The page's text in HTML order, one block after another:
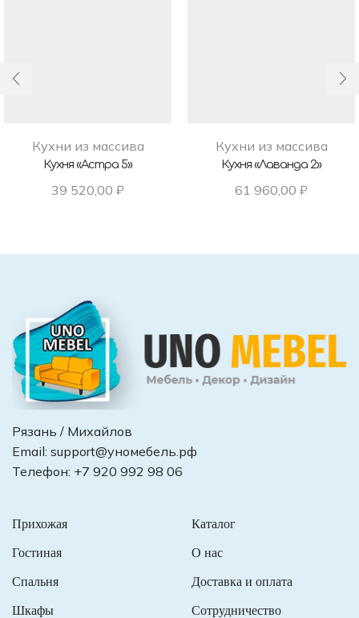
Кухни из массива
Кухня «Астра 5»
39 520,00 ₽
Кухни из массива
Кухня «Лаванда 2»
61 960,00 ₽
Рязань / Михайлов
Email: support@уномебель.рф
Телефон: +7 920 992 98 06
Прихожая
Гостиная
Спальня
Шкафы
Каталог
О нас
Доставка и оплата
Сотрудничество